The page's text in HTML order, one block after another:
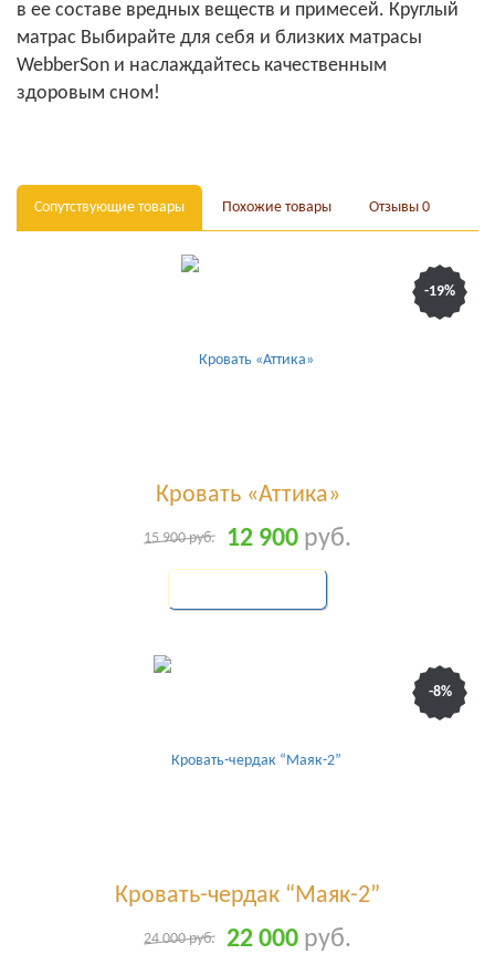
в ее составе вредных веществ и примесей. Круглый
матрас Выбирайте для себя и близких матрасы
WebberSon и наслаждайтесь качественным
здоровым сном!
Сопутствующие товары Похожие товары Отзывы 0
Кровать «Аттика»
15 900руб. 12 900 руб.
-19%
Кровать-чердак “Маяк-2”
24 000руб. 22 000 руб.
-8%